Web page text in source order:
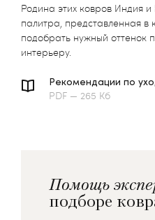
Родина этих ковров Индия
палитра, представленная в
подобрать нужный оттенок
интерьеру.
Рекомендации по
PDF — 265 Кб
Помощь
подборе